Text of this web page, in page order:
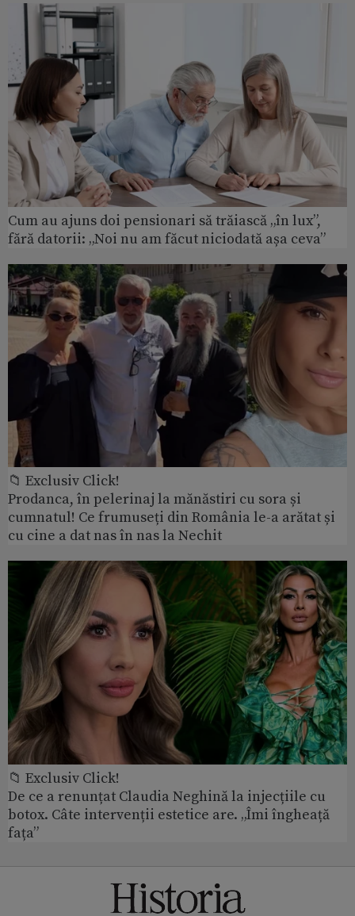
Cum au ajuns doi pensionari să trăiască „în lux”,
fără datorii: „Noi nu am făcut niciodată așa ceva”
📁 Exclusiv Click!
Prodanca, în pelerinaj la mănăstiri cu sora și
cumnatul! Ce frumuseți din România le-a arătat și
cu cine a dat nas în nas la Nechit
📁 Exclusiv Click!
De ce a renunțat Claudia Neghină la injecțiile cu
botox. Câte intervenții estetice are. „Îmi îngheață
fața”